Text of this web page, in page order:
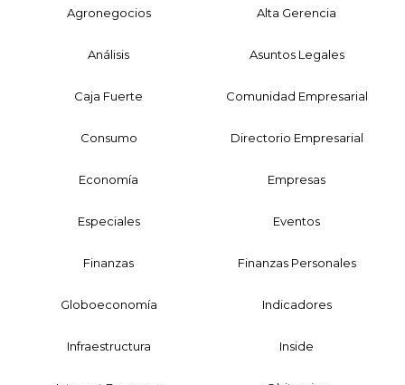
Agronegocios Alta Gerencia
Análisis Asuntos Legales
Caja Fuerte Comunidad Empresarial
Consumo Directorio Empresarial
Economía Empresas
Especiales Eventos
Finanzas Finanzas Personales
Globoeconomía Indicadores
Infraestructura Inside